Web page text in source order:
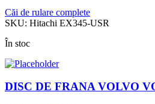
Căi de rulare complete
SKU: Hitachi EX345-USR
În stoc
DISC DE FRANA VOLVO